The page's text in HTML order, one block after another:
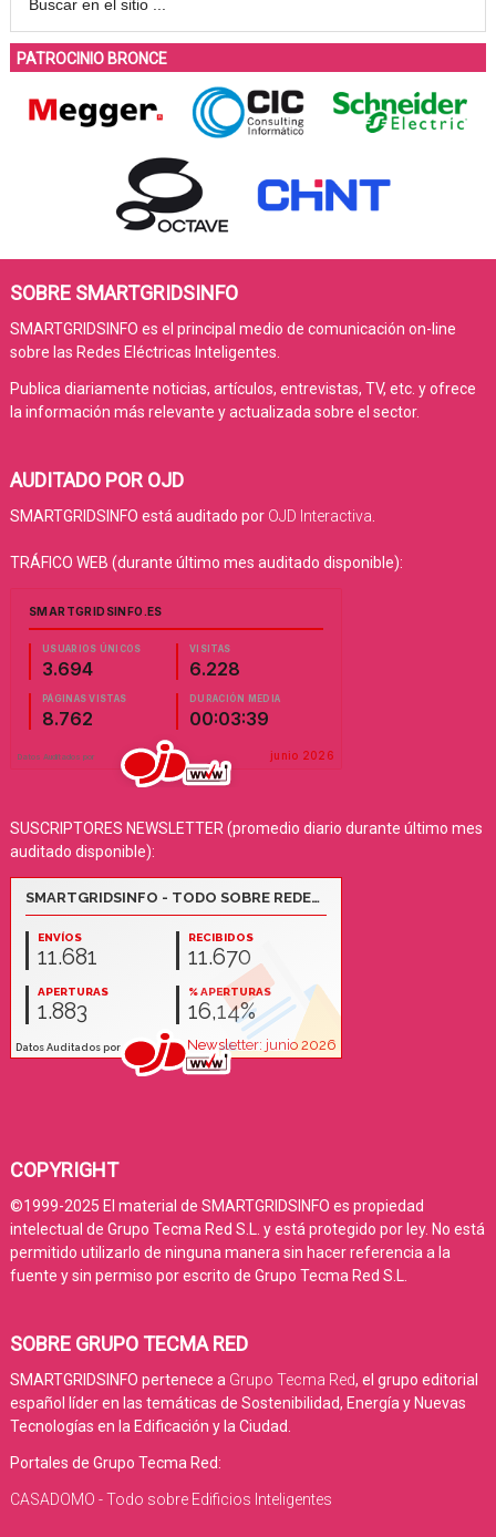
PATROCINIO BRONCE
SOBRE SMARTGRIDSINFO
SMARTGRIDSINFO es el principal medio de comunicación on-line
sobre las Redes Eléctricas Inteligentes.
Publica diariamente noticias, artículos, entrevistas, TV, etc. y ofrece
la información más relevante y actualizada sobre el sector.
AUDITADO POR OJD
SMARTGRIDSINFO está auditado por OJD Interactiva
TRÁFICO WEB (durante último mes auditado disponible):
SUSCRIPTORES NEWSLETTER (promedio diario durante último mes
auditado disponible):
COPYRIGHT
©1999-2025 El material de SMARTGRIDSINFO es propiedad
intelectual de Grupo Tecma Red S.L. y está protegido por ley. No está
permitido utilizarlo de ninguna manera sin hacer referencia a la
fuente y sin permiso por escrito de Grupo Tecma Red S.L.
SOBRE GRUPO TECMA RED
SMARTGRIDSINFO pertenece a Grupo Tecma Red, el grupo editorial
español líder en las temáticas de Sostenibilidad, Energía y Nuevas
Tecnologías en la Edificación y la Ciudad.
Portales de Grupo Tecma Red:
CASADOMO - Todo sobre Edificios Inteligentes